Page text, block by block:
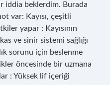
iddia beklerdim. Burada
var: Kayısı, çeşitli
yapar : Kayısının
ve sinir sistemi sağlığı
sorunu için beslenme
öncesinde bir uzmana
: Yüksek lif içeriği